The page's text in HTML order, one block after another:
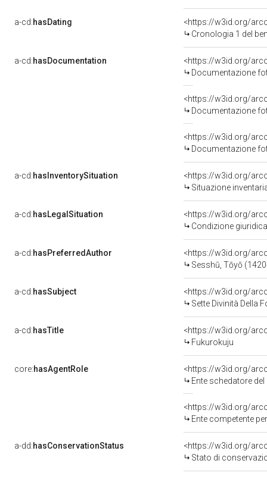
a-cd:hasDating
<https://w3id.org/
Cronologia 1 del
a-cd:hasDocumentation
Documentazione
Documentazione
Documentazione
a-cd:hasInventorySituation
<https://w3id.org/
Situazione
a-cd:hasLegalSituation
Condizione
a-cd:hasPreferredAuthor
<https://w3id.org/
Sesshū, Tōyō
a-cd:hasSubject
<https://w3id.org/
Sette Divinità Della
a-cd:hasTitle
<https://w3id.org/
Fukurokuju
core:hasAgentRole
<https://w3id.org/
Ente schedatore
<https://w3id.org/
Ente competente per tutela del
a-dd:hasConservationStatus
<https://w3id.org/
Stato di